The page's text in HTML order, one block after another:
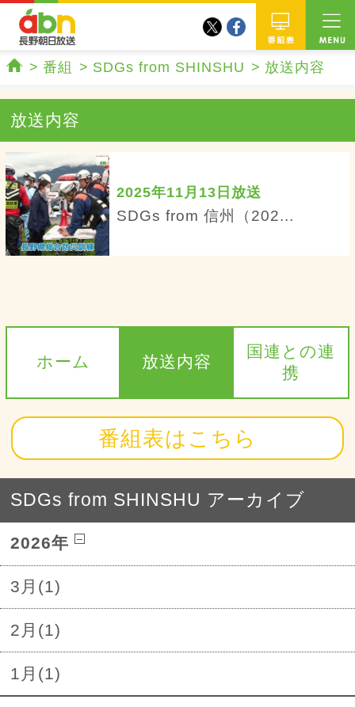
番組
twitterfacebook
番組 SDGs from SHINSHU 放送内容
放送内容
2025年11月13日放送
SDGs from 信州（202...
ホーム 放送内容
国連との連
携
番組表はこちら
SDGs from SHINSHU アーカイブ
2026年
3月(1)
2月(1)
1月(1)